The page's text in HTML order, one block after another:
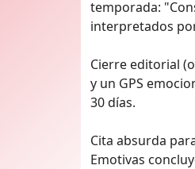
temporada:
interpretados
Cierre editorial
y un GPS
30 días.
Cita absurda
Emotivas